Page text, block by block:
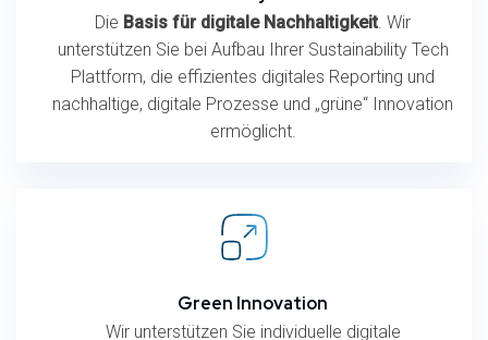
Die Basis für digitale Nachhaltigkeit . Wir
unterstützen Sie bei Aufbau Ihrer Sustainability Tech
Plattform, die effizientes digitales Reporting und
nachhaltige, digitale Prozesse und „grüne“ Innovation
ermöglicht.
Green Innovation
Wir unterstützen Sie individuelle digitale